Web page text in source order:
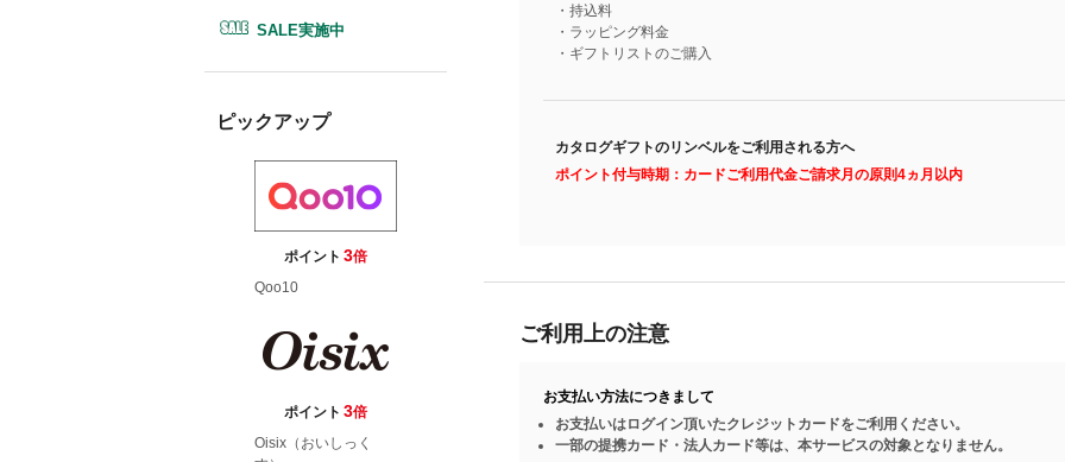
SALE実施中
ピックアップ
ポイント 3倍
Qoo10
ポイント 3倍
Oisix（おいしっく
・持込料
・ラッピング料金
・ギフトリストのご購入
カタログギフトのリンベルをご利用される方へ
ポイント付与時期：カードご利用代金ご請求月の原則4ヵ月以内
ご利用上の注意
お支払い方法につきまして
お支払いはログイン頂いたクレジットカードをご利用ください。
一部の提携カード・法人カード等は、本サービスの対象となりません。